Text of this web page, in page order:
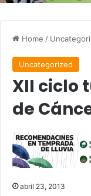
Home /
Uncategorized
XII ciclo
de
abril 23, 2013